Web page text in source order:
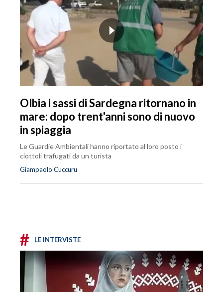
Olbia i sassi di Sardegna ritornano in
mare: dopo trent'anni sono di nuovo
in spiaggia
Le Guardie Ambientali hanno riportato al loro posto i
ciottoli trafugati da un turista
Giampaolo Cuccuru
# LE INTERVISTE